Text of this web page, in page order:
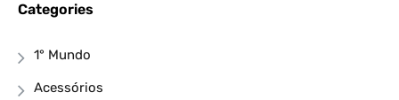
Categories
1° Mundo
Acessórios